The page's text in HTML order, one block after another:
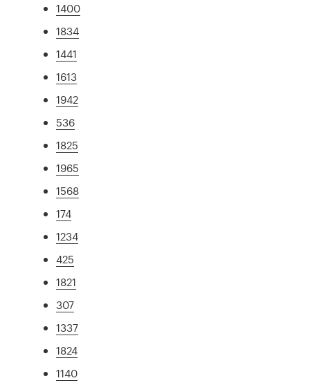
1400
1834
1441
1613
1942
536
1825
1965
1568
174
1234
425
1821
307
1337
1824
1140